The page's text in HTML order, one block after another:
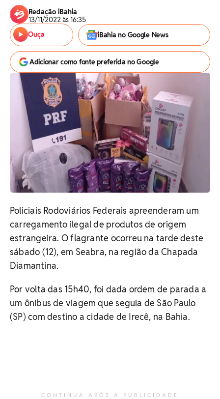
Redação iBahia
13/11/2022 às 16:35
Ouça
iBahia no Google News
Adicionar como fonte preferida no Google
Policiais Rodoviários Federais apreenderam um
carregamento ilegal de produtos de origem
estrangeira. O flagrante ocorreu na tarde deste
sábado (12), em Seabra, na região da Chapada
Diamantina.
Por volta das 15h40, foi dada ordem de parada a
um ônibus de viagem que seguia de São Paulo
(SP) com destino a cidade de Irecê, na Bahia.
CONTINUA APÓS A PUBLICIDADE